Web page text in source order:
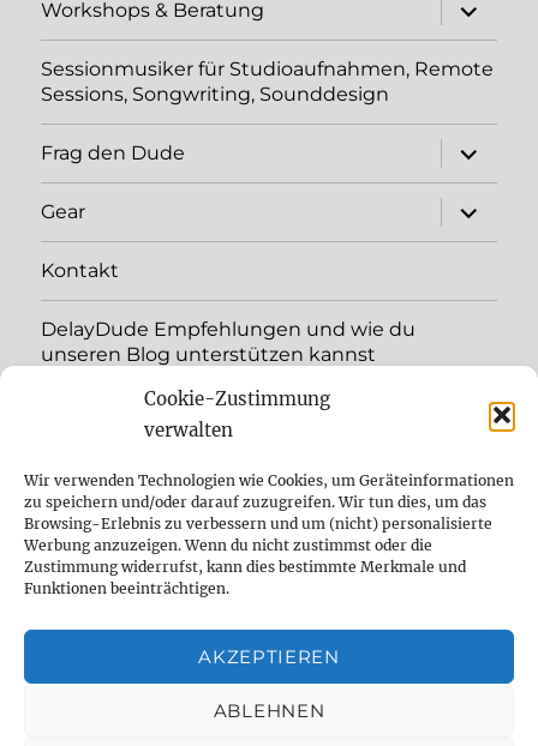
Cookie-Zustimmung
verwalten
Wir verwenden Technologien wie Cookies, um Geräteinformationen
zu speichern und/oder darauf zuzugreifen. Wir tun dies, um das
Browsing-Erlebnis zu verbessern und um (nicht) personalisierte
Werbung anzuzeigen. Wenn du nicht zustimmst oder die
Zustimmung widerrufst, kann dies bestimmte Merkmale und
Funktionen beeinträchtigen.
AKZEPTIEREN
ABLEHNEN
Workshops & Beratung
öffnen
Sessionmusiker für Studioaufnahmen, Remote
Sessions, Songwriting, Sounddesign
Frag den Dude
öffnen
Gear
öffnen
Kontakt
DelayDude Empfehlungen und wie du
unseren Blog unterstützen kannst
öffnen
YouTube
Instagram
Feed
Cookie Policy (EU)